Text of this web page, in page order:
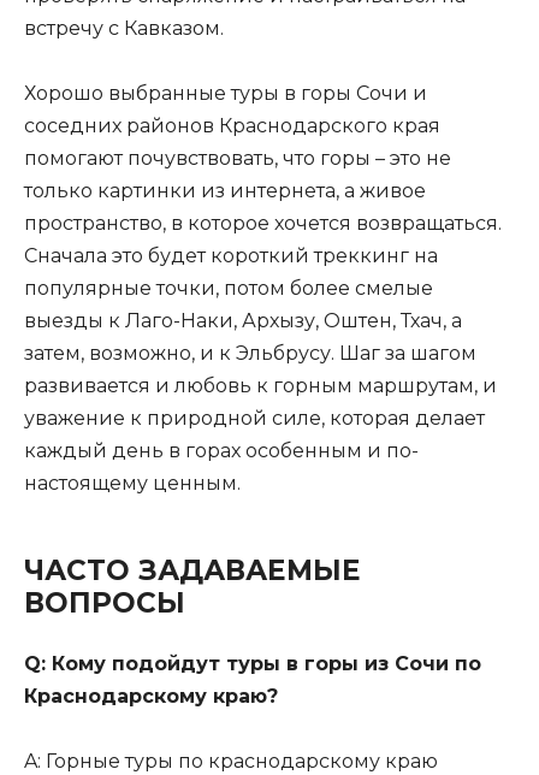
встречу с Кавказом.
Хорошо выбранные туры в горы Сочи и
соседних районов Краснодарского края
помогают почувствовать, что горы – это не
только картинки из интернета, а живое
пространство, в которое хочется возвращаться.
Сначала это будет короткий треккинг на
популярные точки, потом более смелые
выезды к Лаго-Наки, Архызу, Оштен, Тхач, а
затем, возможно, и к Эльбрусу. Шаг за шагом
развивается и любовь к горным маршрутам, и
уважение к природной силе, которая делает
каждый день в горах особенным и по-
настоящему ценным.
ЧАСТО ЗАДАВАЕМЫЕ
ВОПРОСЫ
Q: Кому подойдут туры в горы из Сочи по
Краснодарскому краю?
A: Горные туры по краснодарскому краю